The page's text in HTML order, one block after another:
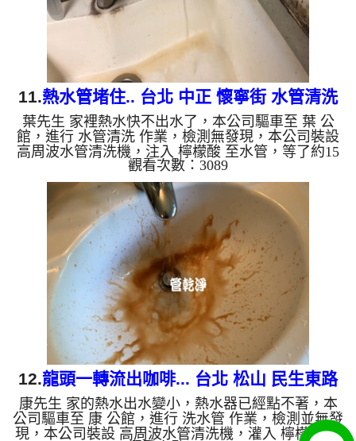
11.熱水管堵住.. 台北 中正 懷寧街 水管清洗
葉先生 家裡熱水快不出水了，本公司驅車至 葉 公
館，進行 水管清洗 作業，檢測無發現，本公司裝設
高周波水管清洗機，注入 檸檬酸 至水管，等了約15
分，開啟 水管清洗機 ，啟動 螺旋波 模式，一洗水管
就流出髒水，二個多小時後，熱水出水量恢復了。
如是自來水，如水管老化，會產生鐵鏽跟泥沙堆積，
洗出來的水就會是咖啡色，地下水含有氧化錳，管壁
上會結成黑色管垢，洗出來的水會跟石油一樣黑，有
些洗出綠色的水，是因為裡面有銅的物質，生鏽產生
銅綠，如是藍色的水，是因為水龍頭合金的養化造
成，有些水管洗出像洗...
觀看次數：3089
12.龍頭一轉流出咖啡... 台北 松山 民生東路
清洗水管
康先生 家的熱水出水變小，熱水器已經點不著，本
公司驅車至 康 公館，進行 洗水管 作業，檢測並無發
現，本公司裝設 高周波水管清洗機，灌入 檸檬酸 至